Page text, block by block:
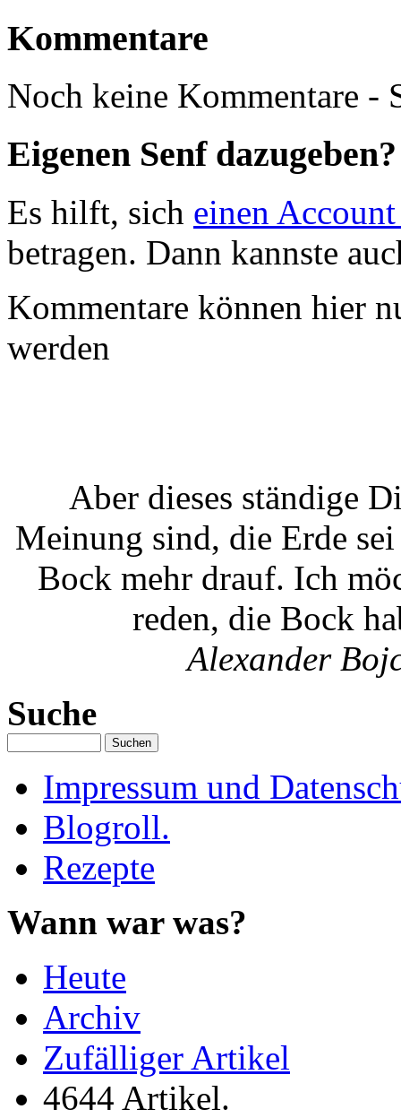
Kommentare
Noch keine Kommentare -
Eigenen Senf dazugeben?
Es hilft, sich einen
betragen. Dann kannste
Kommentare können hier
werden
Aber dieses ständige
Meinung sind, die Erde
Bock mehr drauf. Ich
reden, die Bock
Alexander
Suche
Impressum und
Blogroll.
Rezepte
Wann war was?
Heute
Archiv
Zufälliger Artikel
4644 Artikel.